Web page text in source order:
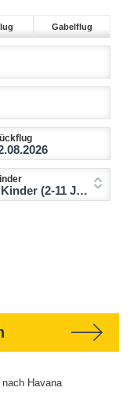
Gabelflug
(2-11 Jahre)
Havana